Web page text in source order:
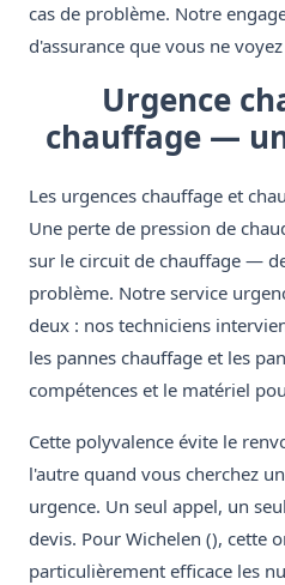
cas de problème. Notre
d'assurance que vous ne
Urgence
chauffage —
Les urgences chauffage et
Une perte de pression de
sur le circuit de chauffage —
problème. Notre service
deux : nos techniciens
les pannes chauffage et les
compétences et le matériel
Cette polyvalence évite le
l'autre quand vous cherchez
urgence. Un seul appel, un
devis. Pour Wichelen (), cette
particulièrement efficace les